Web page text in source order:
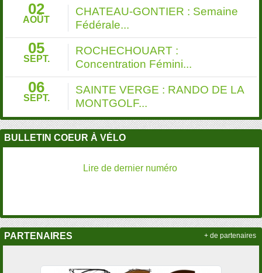
02
AOÛT
CHATEAU-GONTIER : Semaine
Fédérale...
05
SEPT.
ROCHECHOUART :
Concentration Fémini...
06
SEPT.
SAINTE VERGE : RANDO DE LA
MONTGOLF...
BULLETIN COEUR À VÉLO
Lire de dernier numéro
PARTENAIRES + de partenaires